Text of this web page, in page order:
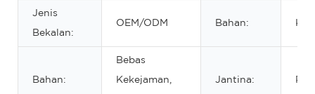
Jenis
Bekalan:
OEM/ODM Bahan:
Bahan:
Bebas
Kekejaman, Jantina: